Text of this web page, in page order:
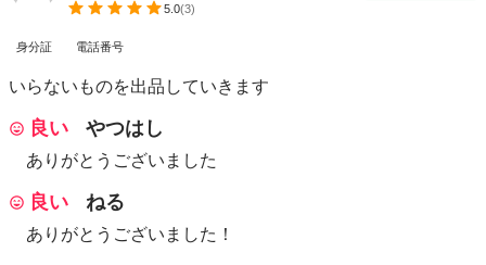
5.0(3)
身分証 電話番号
いらないものを出品していきます
良い やつはし
ありがとうございました
良い ねる
ありがとうございました！